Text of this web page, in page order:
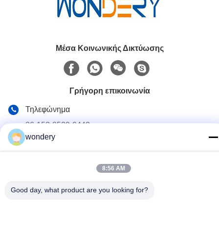
Μέσα Κοινωνικής Δικτύωσης
Γρήγορη επικοινωνία
Τηλεφώνημα
86-153-0529-9442
Σενγκάνγκ Μητροπολιτική Πλάζα, Περιφέρεια Σίνγου, Ουξί,
wondery
8:56 AM
Good day, what product are you looking for?